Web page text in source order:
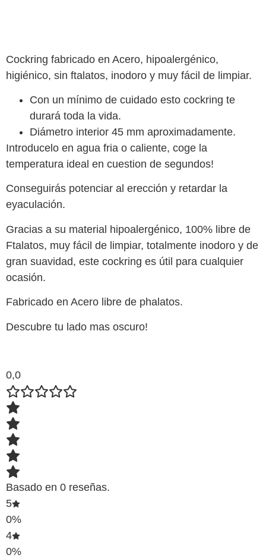
Cockring fabricado en Acero, hipoalergénico,
higiénico, sin ftalatos, inodoro y muy fácil de limpiar.
Con un mínimo de cuidado esto cockring te
durará toda la vida.
Diámetro interior 45 mm aproximadamente.
Introducelo en agua fria o caliente, coge la
temperatura ideal en cuestion de segundos!
Conseguirás potenciar al erección y retardar la
eyaculación.
Gracias a su material hipoalergénico, 100% libre de
Ftalatos, muy fácil de limpiar, totalmente inodoro y de
gran suavidad, este cockring es útil para cualquier
ocasión.
Fabricado en Acero libre de phalatos.
Descubre tu lado mas oscuro!
0,0
Basado en 0 reseñas.
5
0%
4
0%